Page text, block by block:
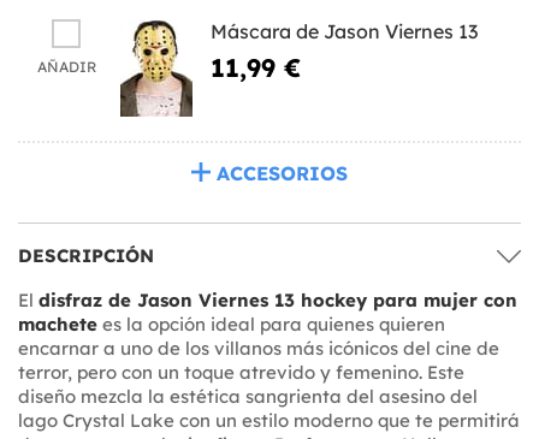
AÑADIR
Máscara de Jason Viernes 13
11,99 €
ACCESORIOS
DESCRIPCIÓN
El disfraz de Jason Viernes 13 hockey para mujer con
machete es la opción ideal para quienes quieren
encarnar a uno de los villanos más icónicos del cine de
terror, pero con un toque atrevido y femenino. Este
diseño mezcla la estética sangrienta del asesino del
lago Crystal Lake con un estilo moderno que te permitirá